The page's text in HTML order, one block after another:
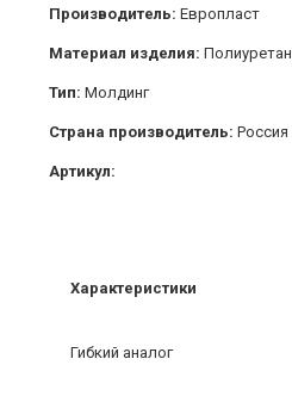
Производитель: Европласт
Материал изделия: Полиуретан
Тип: Молдинг
Страна производитель: Россия
Артикул:
Характеристики
Гибкий аналог